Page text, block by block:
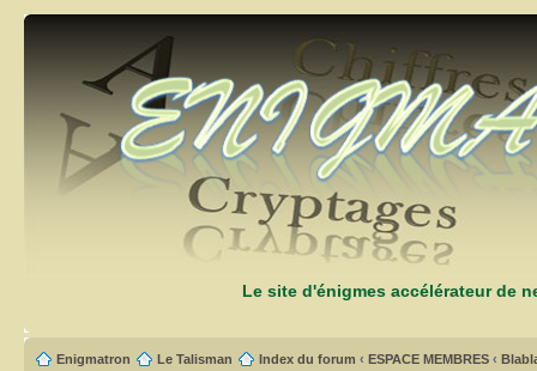
Le site d'énigmes accélérateur de
Enigmatron Le Talisman Index du forum ‹ ESPACE MEMBRES ‹